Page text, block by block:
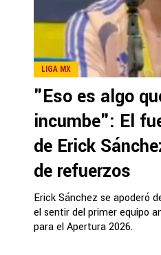
LIGA MX
"Eso es algo
incumbe": El
de Erick
de refuerzos
Erick Sánchez se apoderó
el sentir del primer equipo
para el Apertura 2026.